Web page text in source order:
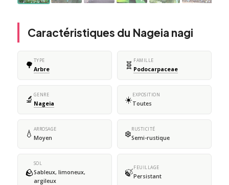
Caractéristiques du Nageia nagi
🌳 TYPE
Arbre 🧬 FAMILLE
Podocarpaceae
🔬 GENRE
Nageia ☀️EXPOSITION
Toutes
💧 ARROSAGE
Moyen ❄️RUSTICITÉ
Semi-rustique
🪨
SOL
Sableux, limoneux,
argileux
🍃FEUILLAGE
Persistant